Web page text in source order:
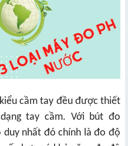
cầm tay đều được thiết
tay cầm. Với bút đo
nhất đó chính là đo độ